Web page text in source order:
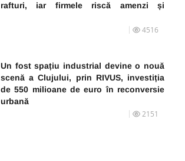
rafturi, iar firmele riscă amenzi și
4516
Un fost spațiu industrial devine o nouă
scenă a Clujului, prin RIVUS, investiția
de 550 milioane de euro în reconversie
urbană
2151